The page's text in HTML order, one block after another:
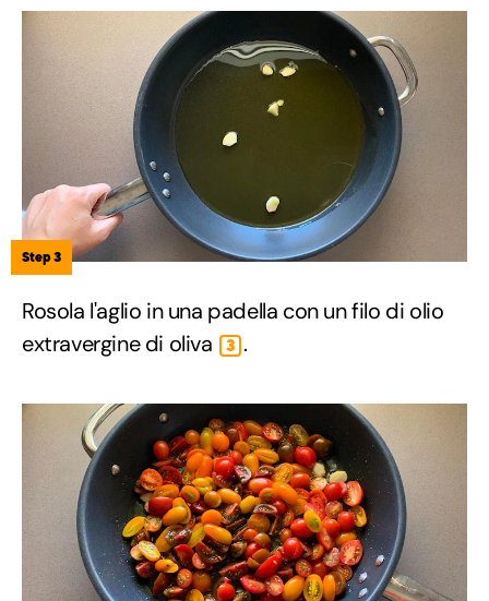
Step 3
Rosola l'aglio in una padella con un filo di olio
extravergine di oliva
3 .